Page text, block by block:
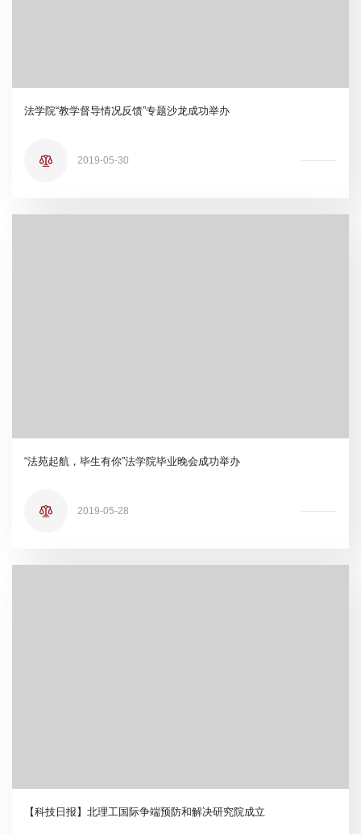
法学院“教学督导情况反馈”专题沙龙成功举办
2019-05-30
“法苑起航，毕生有你”法学院毕业晚会成功举办
2019-05-28
【科技日报】北理工国际争端预防和解决研究院成立